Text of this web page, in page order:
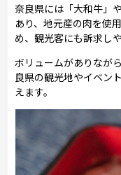
奈良県には「大和牛」
あり、地元産の肉を使
め、観光客にも訴求し
ボリュームがありなが
良県の観光地やイベン
えます。